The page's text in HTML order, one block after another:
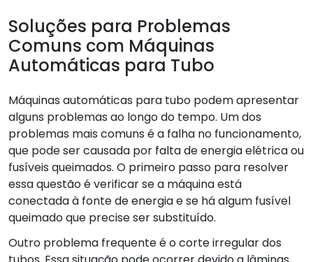
Soluções para Problemas
Comuns com Máquinas
Automáticas para Tubo
Máquinas automáticas para tubo podem apresentar
alguns problemas ao longo do tempo. Um dos
problemas mais comuns é a falha no funcionamento,
que pode ser causada por falta de energia elétrica ou
fusíveis queimados. O primeiro passo para resolver
essa questão é verificar se a máquina está
conectada à fonte de energia e se há algum fusível
queimado que precise ser substituído.
Outro problema frequente é o corte irregular dos